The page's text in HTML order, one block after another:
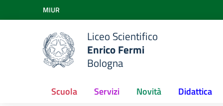
Vai ai contenuti
Vai al menu di navigazione
Vai al footer
MIUR
Liceo Scientifico
Enrico Fermi
Bologna
Scuola Servizi Novità Didattica